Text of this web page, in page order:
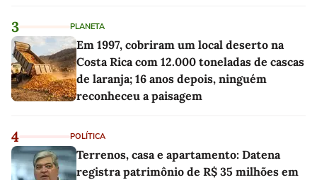
3 PLANETA
Em 1997, cobriram um local deserto na
Costa Rica com 12.000 toneladas de cascas
de laranja; 16 anos depois, ninguém
reconheceu a paisagem
4 POLÍTICA
Terrenos, casa e apartamento: Datena
registra patrimônio de R$ 35 milhões em